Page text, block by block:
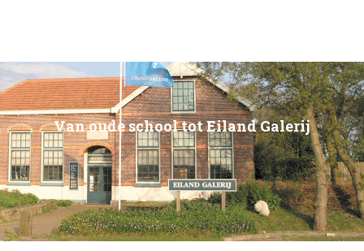
Van oude school tot Eiland Galerij